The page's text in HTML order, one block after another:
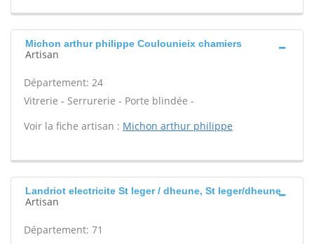
Michon arthur philippe Coulounieix chamiers
Artisan
Département: 24
Vitrerie - Serrurerie - Porte blindée -
Voir la fiche artisan : Michon arthur philippe
Landriot electricite St leger / dheune, St leger/dheune
Artisan
Département: 71